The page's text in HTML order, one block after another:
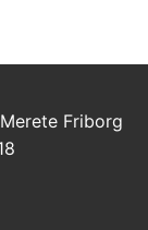
Friborg